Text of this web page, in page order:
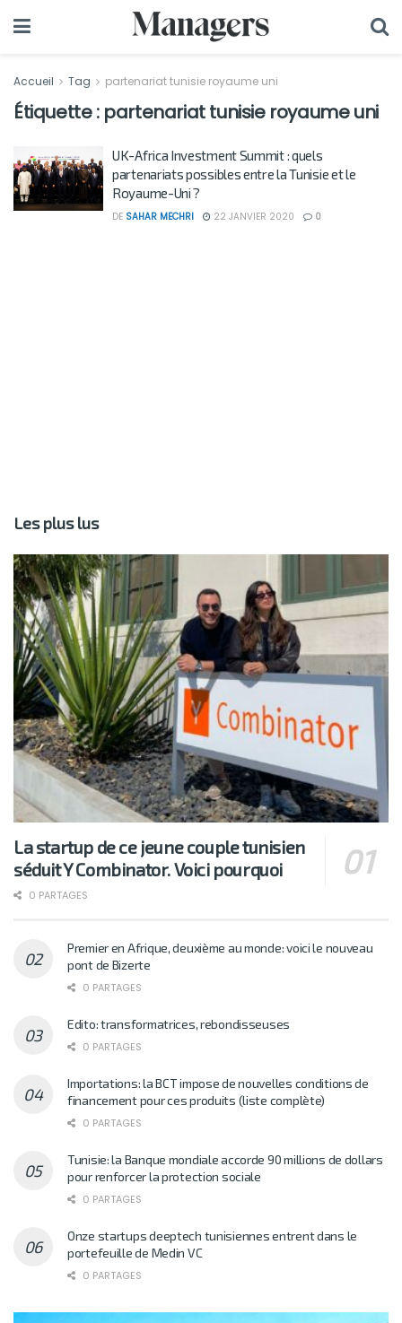
Accueil Tag partenariat tunisie royaume uni
Étiquette : partenariat tunisie royaume uni
UK-Africa Investment Summit : quels
partenariats possibles entre la Tunisie et le
Royaume-Uni ?
DE SAHAR MECHRI 22 JANVIER 2020 0
Les plus lus
La startup de ce jeune couple tunisien
séduit Y Combinator. Voici pourquoi
0 PARTAGES
Premier en Afrique, deuxième au monde: voici le nouveau
pont de Bizerte
0 PARTAGES
Edito: transformatrices, rebondisseuses
0 PARTAGES
Importations: la BCT impose de nouvelles conditions de
financement pour ces produits (liste complète)
0 PARTAGES
Tunisie: la Banque mondiale accorde 90 millions de dollars
pour renforcer la protection sociale
0 PARTAGES
Onze startups deeptech tunisiennes entrent dans le
portefeuille de Medin VC
0 PARTAGES